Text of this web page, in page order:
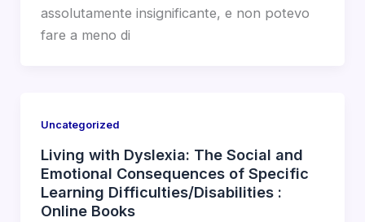
assolutamente insignificante, e non potevo
fare a meno di
Uncategorized
Living with Dyslexia: The Social and
Emotional Consequences of Specific
Learning Difficulties/Disabilities :
Online Books